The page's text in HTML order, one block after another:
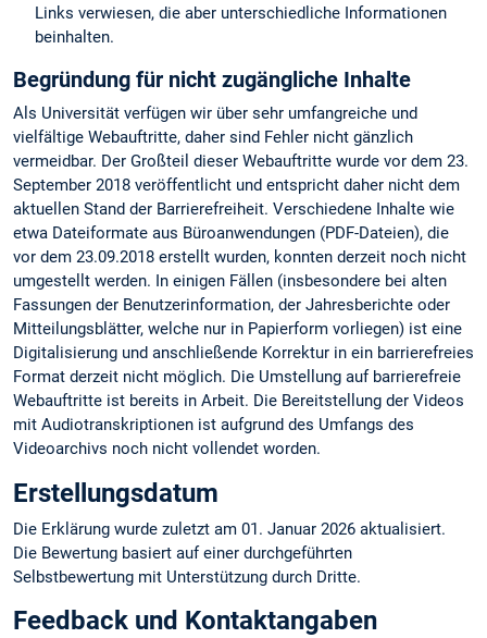
Links verwiesen, die aber unterschiedliche Informationen
beinhalten.
Begründung für nicht zugängliche Inhalte
Als Universität verfügen wir über sehr umfangreiche und
vielfältige Webauftritte, daher sind Fehler nicht gänzlich
vermeidbar. Der Großteil dieser Webauftritte wurde vor dem 23.
September 2018 veröffentlicht und entspricht daher nicht dem
aktuellen Stand der Barrierefreiheit. Verschiedene Inhalte wie
etwa Dateiformate aus Büroanwendungen (PDF-Dateien), die
vor dem 23.09.2018 erstellt wurden, konnten derzeit noch nicht
umgestellt werden. In einigen Fällen (insbesondere bei alten
Fassungen der Benutzerinformation, der Jahresberichte oder
Mitteilungsblätter, welche nur in Papierform vorliegen) ist eine
Digitalisierung und anschließende Korrektur in ein barrierefreies
Format derzeit nicht möglich. Die Umstellung auf barrierefreie
Webauftritte ist bereits in Arbeit. Die Bereitstellung der Videos
mit Audiotranskriptionen ist aufgrund des Umfangs des
Videoarchivs noch nicht vollendet worden.
Erstellungsdatum
Die Erklärung wurde zuletzt am 01. Januar 2026 aktualisiert.
Die Bewertung basiert auf einer durchgeführten
Selbstbewertung mit Unterstützung durch Dritte.
Feedback und Kontaktangaben